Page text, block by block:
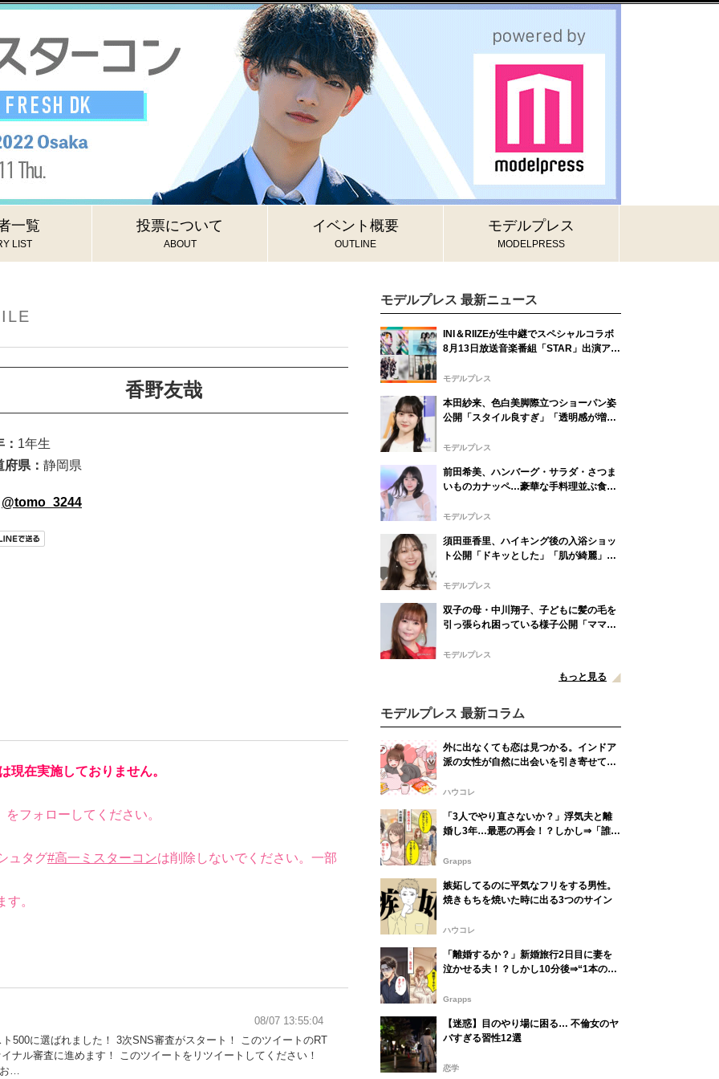
一覧
LIST
投票について
ABOUT
イベント概要
OUTLINE
モデルプレス
MODELPRESS
香野友哉
1年生
府県： 静岡県
@tomo_3244
現在実施しておりません。
をフォローしてください。
ュタグ#高一ミスターコンは削除しないでください。一部
。
500に選ばれました！ 3次SNS審査がスタート！ このツイートのRT
ナル審査に進めます！ このツイートをリツイートしてください！
お…
08/07 13:55:04
モデルプレス 最新ニュース
INI＆RIIZEが生中継でスペシャルコラボ
8月13日放送音楽番組「STAR」出演アー
モデルプレス
本田紗来、色白美脚際立つショーパン姿
公開「スタイル良すぎ」「透明感が増し
モデルプレス
前田希美、ハンバーグ・サラダ・さつま
いものカナッペ…豪華な手料理並ぶ食卓
しゃれ」と絶賛の声
モデルプレス
須田亜香里、ハイキング後の入浴ショッ
ト公開「ドキッとした」「肌が綺麗」と
モデルプレス
双子の母・中川翔子、子どもに髪の毛を
引っ張られ困っている様子公開「ママあ
モデルプレス
もっと見る
モデルプレス 最新コラム
外に出なくても恋は見つかる。インドア
派の女性が自然に出会いを引き寄せてい
ハウコレ
「3人でやり直さないか？」浮気夫と離
婚し3年…最悪の再会！？しかし⇒「誰？
Grapps
嫉妬してるのに平気なフリをする男性。
焼きもちを焼いた時に出る3つのサイン
ハウコレ
「離婚するか？」新婚旅行2日目に妻を
泣かせる夫！？しかし10分後⇒“1本の電
Grapps
【迷惑】目のやり場に困る… 不倫女のヤ
バすぎる習性12選
恋学